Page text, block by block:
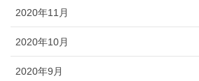
2020年11月
2020年10月
2020年9月